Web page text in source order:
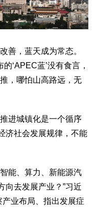
，蓝天成为常态。
‘APEC蓝’没有食言，
，哪怕山高路远，无
进城镇化是一个循序
济社会发展规律，不能
能、算力、新能源汽
向去发展产业？”习近
产业布局、指出发展症